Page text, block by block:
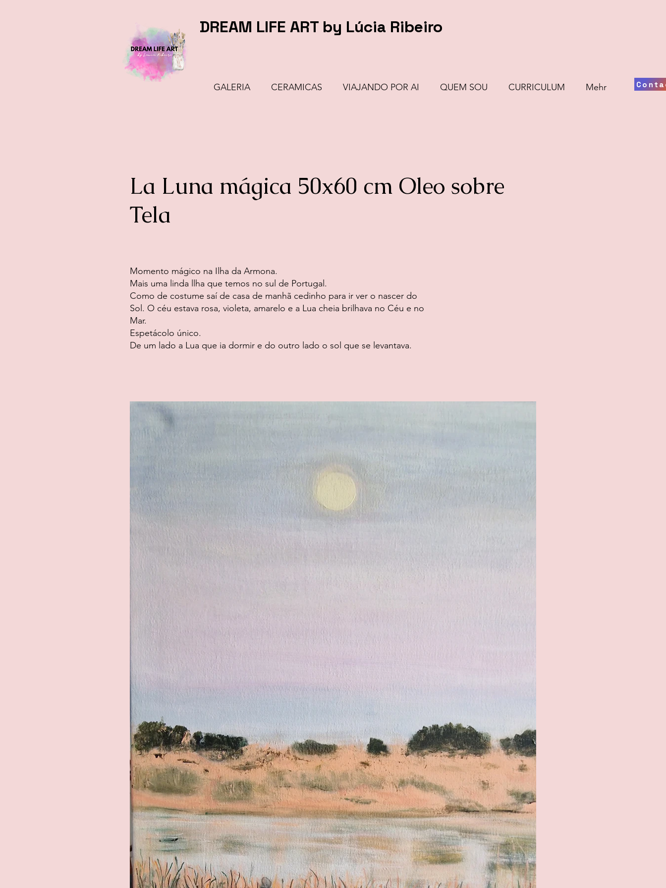
DREAM LIFE ART by Lúcia Ribeiro
GALERIA CERAMICAS VIAJANDO POR AI QUEM SOU CURRICULUM Mehr
La Luna mágica 50x60 cm Oleo sobre
Tela
Momento mágico na Ilha da Armona.
Mais uma linda llha que temos no sul de Portugal.
Como de costume saí de casa de manhã cedinho para ir ver o nascer do
Sol. O céu estava rosa, violeta, amarelo e a Lua cheia brilhava no Céu e no
Mar.
Espetácolo único.
De um lado a Lua que ia dormir e do outro lado o sol que se levantava.